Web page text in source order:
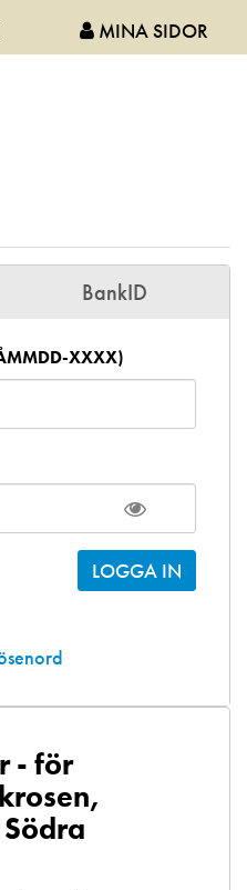
MINA SIDOR
BankID
XXXX)
- för